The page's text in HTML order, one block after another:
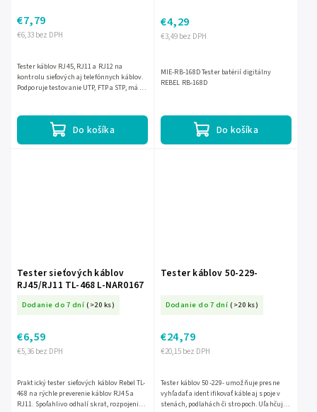
€6,33 bez DPH
€7,79
Do košíka
Tester káblov RJ45, RJ11 a RJ12 na
kontrolu sieťových aj telefónnych káblov.
Podporuje testovanie UTP, FTP a STP, má 8
€3,49 bez DPH
€4,29
Do košíka
MIE-RB-168D Tester batérií digitálny
REBEL RB-168D
Tester sieťových káblov
RJ45/RJ11 TL-468 L-NAR0167
Dodanie do 7 dní (>20 ks)
€5,36 bez DPH
€6,59
Praktický tester sieťových káblov Rebel TL-
468 na rýchle preverenie káblov RJ45 a
RJ11. Spoľahlivo odhalí skrat, rozpojenie,
Tester káblov 50-229-
Dodanie do 7 dní (>20 ks)
€20,15 bez DPH
€24,79
Tester káblov 50-229- umožňuje presne
vyhľadať a identifikovať káble aj spoje v
stenách, podlahách či stropoch. Uľahčuje